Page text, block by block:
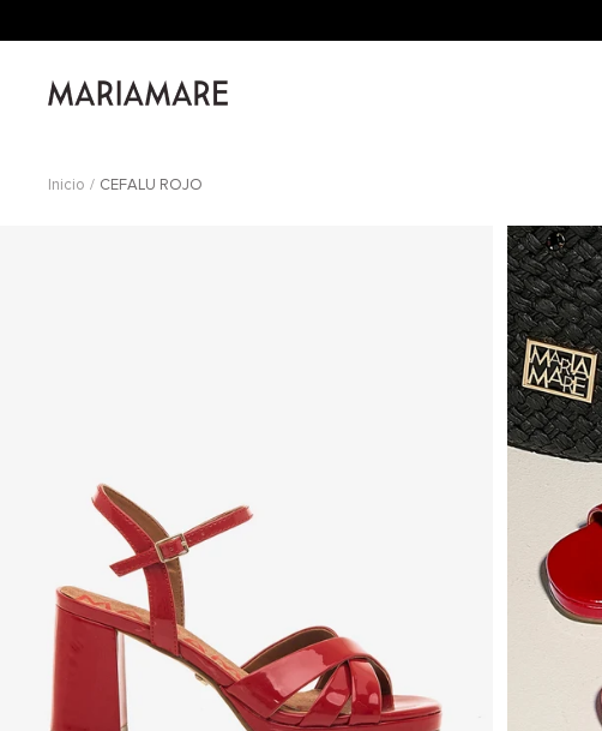
al
contenido
Mariamare
Inicio CEFALU ROJO